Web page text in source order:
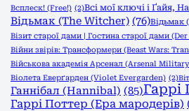
Всплеск! (Free!) (2)Всі мої ключі і Ґайя,
Відьмак (The Witcher) (76)Відьмак
Візит старої дами | Гостина старої дами
Війни звірів: Трансформери (Beast Wars:
Військова академія Арсенал (Arsenal
Віолета Еверґарден (Violet Evergarden) (2)
Ганнібал (Hannibal) (85)Гаррі
Гаррі Поттер (Ера мародерів)